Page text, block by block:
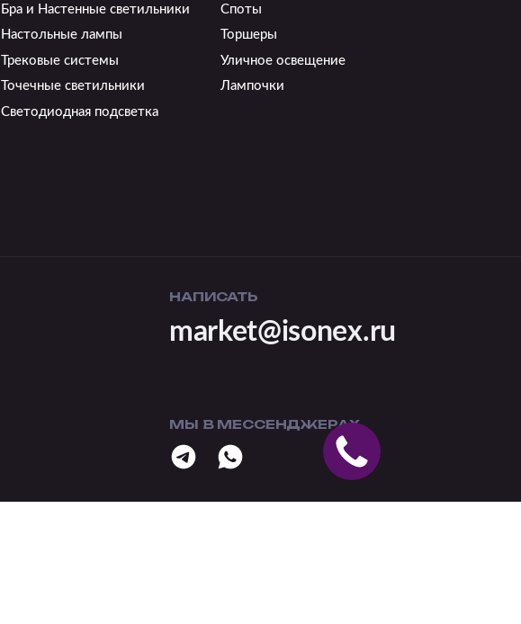
Бра и Настенные светильники
Споты
Настольные лампы
Торшеры
Трековые системы
Уличное освещение
Точечные светильники
Лампочки
Светодиодная подсветка
НАПИСАТЬ
market@isonex.ru
МЫ В МЕССЕНДЖЕРАХ